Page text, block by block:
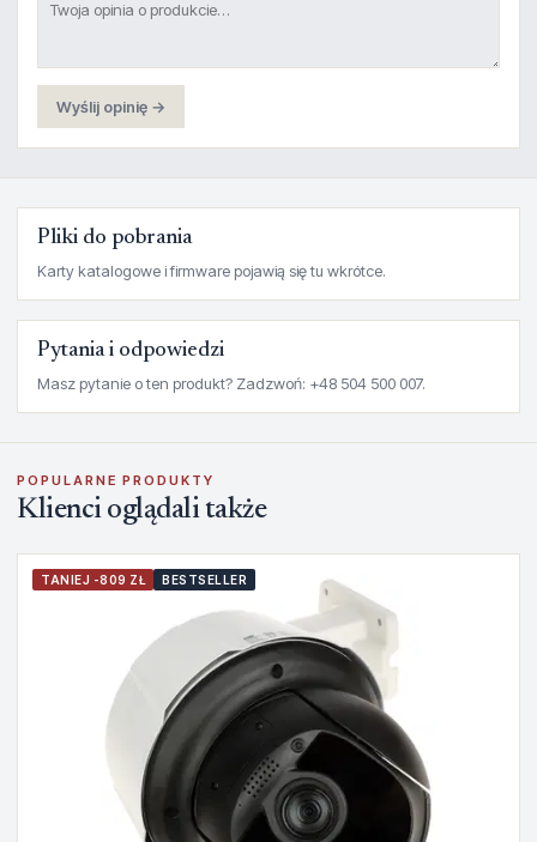
Wyślij opinię →
Pliki do pobrania
Karty katalogowe i firmware pojawią się tu wkrótce.
Pytania i odpowiedzi
Masz pytanie o ten produkt? Zadzwoń: +48 504 500 007.
POPULARNE PRODUKTY
Klienci oglądali także
TANIEJ -809 ZŁ BESTSELLER